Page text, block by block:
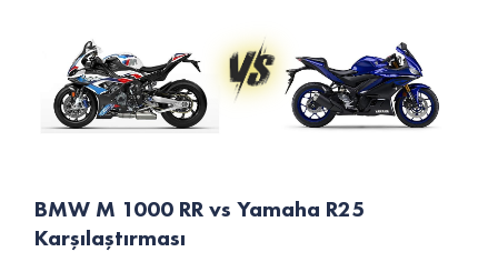
BMW M 1000 RR vs Yamaha R25
Karşılaştırması